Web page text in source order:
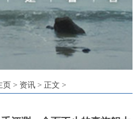
页 > 资讯 > 正文 >